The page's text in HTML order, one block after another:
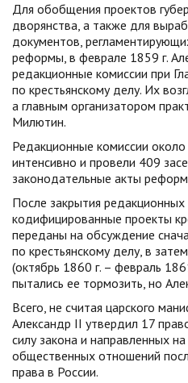
Для обобщения проектов
дворянства, а также для
документов,
реформы, в феврале 1859 г.
редакционные комиссии при
по крестьянскому делу. Их
а главным организатором
Милютин.
Редакционные комиссии
интенсивно и провели 409
законодательные акты
После закрытия редакционных
кодифицированные проекты
переданы на обсуждение
по крестьянскому делу, в
(октябрь 1860 г. – февраль
пытались ее тормозить, но
Всего, не считая царского
Александр II утвердил 17
силу закона и направленных
общественных отношений
права в России.